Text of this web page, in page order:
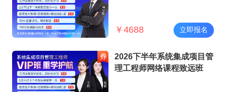
￥ 4688 立即报名
2026下半年系统集成项目管
理工程师网络课程致远班